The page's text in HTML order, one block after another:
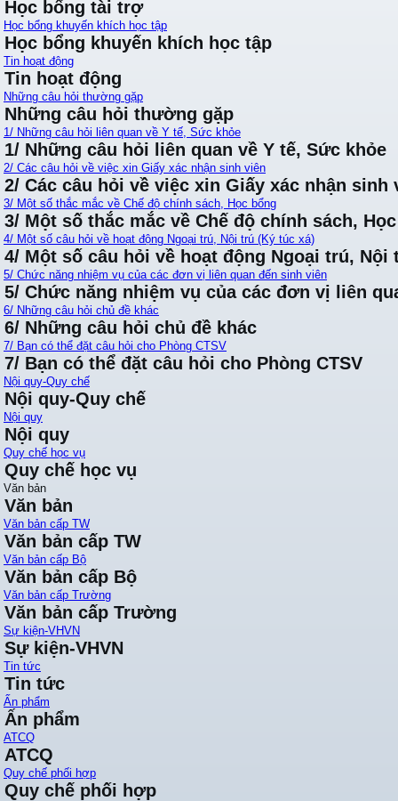
Học bổng tài trợ
Học bổng khuyến khích học tập
Học bổng khuyến khích học tập
Tin hoạt động
Tin hoạt động
Những câu hỏi thường gặp
Những câu hỏi thường gặp
1/ Những câu hỏi liên quan về Y tế, Sức khỏe
1/ Những câu hỏi liên quan về Y tế, Sức khỏe
2/ Các câu hỏi về việc xin Giấy xác nhận sinh viên
2/ Các câu hỏi về việc xin Giấy xác nhận sinh
3/ Một số thắc mắc về Chế độ chính sách, Học bổng
3/ Một số thắc mắc về Chế độ chính sách,
4/ Một số câu hỏi về hoạt động Ngoại trú, Nội trú (Ký túc xá)
4/ Một số câu hỏi về hoạt động Ngoại trú, Nội
5/ Chức năng nhiệm vụ của các đơn vị liên quan đến sinh viên
5/ Chức năng nhiệm vụ của các đơn vị liên
6/ Những câu hỏi chủ đề khác
6/ Những câu hỏi chủ đề khác
7/ Bạn có thể đặt câu hỏi cho Phòng CTSV
7/ Bạn có thể đặt câu hỏi cho Phòng CTSV
Nội quy-Quy chế
Nội quy-Quy chế
Nội quy
Nội quy
Quy chế học vụ
Quy chế học vụ
Văn bản
Văn bản
Văn bản cấp TW
Văn bản cấp TW
Văn bản cấp Bộ
Văn bản cấp Bộ
Văn bản cấp Trường
Văn bản cấp Trường
Sự kiện-VHVN
Sự kiện-VHVN
Tin tức
Tin tức
Ấn phẩm
Ấn phẩm
ATCQ
ATCQ
Quy chế phối hợp
Quy chế phối hợp